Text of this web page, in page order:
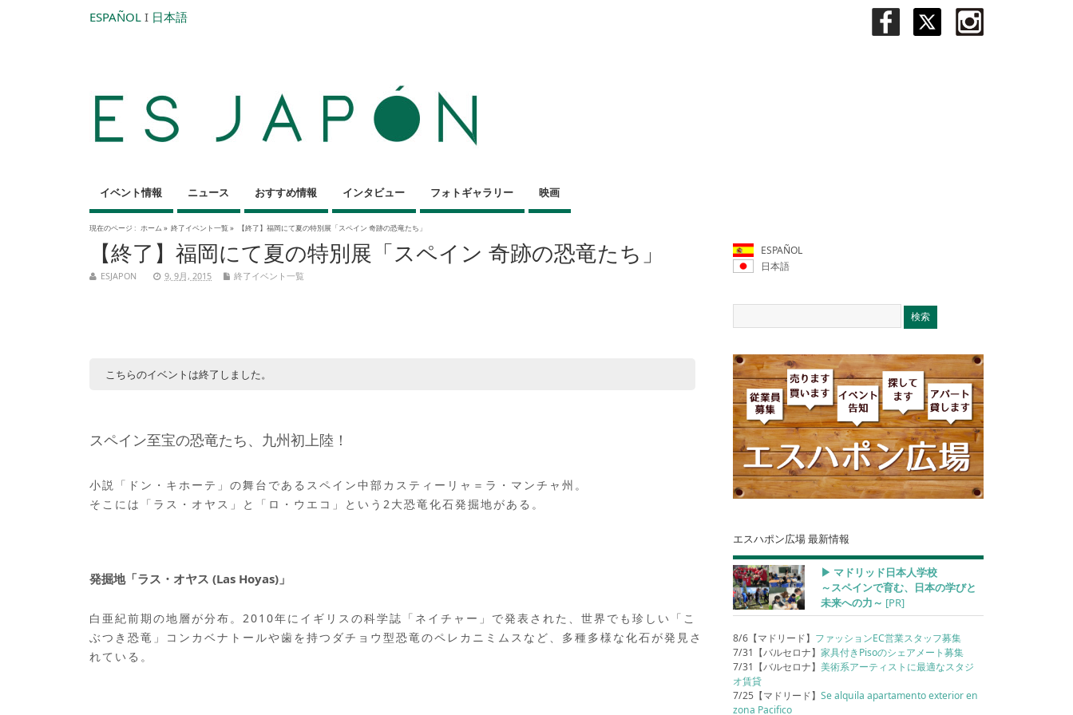
ESPAÑOL I 日本語
イベント情報 ニュース おすすめ情報 インタビュー フォトギャラリー 映画
現在のページ : ホーム » 終了イベント一覧» 【終了】福岡にて夏の特別展「スペイン 奇跡の恐竜たち」
【終了】福岡にて夏の特別展「スペイン 奇跡の恐竜たち」
ESJAPON 9, 9月, 2015 終了イベント一覧
こちらのイベントは終了しました。
スペイン至宝の恐竜たち、九州初上陸！
小説「ドン・キホーテ」の舞台であるスペイン中部カスティーリャ＝ラ・マンチャ州。
そこには「ラス・オヤス」と「ロ・ウエコ」という2大恐竜化石発掘地がある。
発掘地「ラス・オヤス (Las Hoyas)」
白亜紀前期の地層が分布。2010年にイギリスの科学誌「ネイチャー」で発表された、世界でも珍しい「こ
ぶつき恐竜」コンカベナトールや歯を持つダチョウ型恐竜のペレカニミムスなど、多種多様な化石が発見さ
れている。
ESPAÑOL
日本語
エスハポン広場 最新情報
▶︎ マドリッド日本人学校
～スペインで育む、日本の学びと
未来への力～ [PR]
8/6【マドリード】 ファッションEC営業スタッフ募集
7/31【バルセロナ】家具付きPisoのシェアメート募集
7/31【バルセロナ】美術系アーティストに最適なスタジ
オ賃貸
7/25【マドリード】Se alquila apartamento exterior en
zona Pacifico